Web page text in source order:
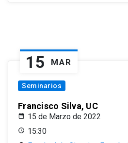
15 MAR
Seminarios
Francisco Silva, UC
15 de Marzo de 2022
15:30